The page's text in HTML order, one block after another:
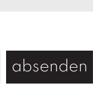
absenden